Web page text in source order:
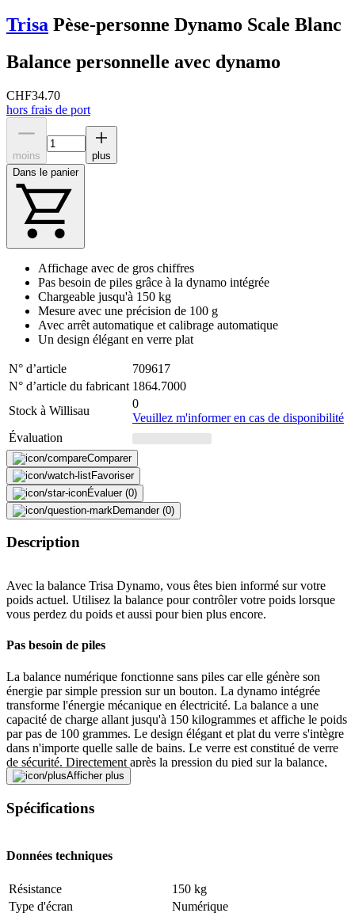
Trisa Pèse-personne Dynamo Scale Blanc
Balance personnelle avec dynamo
CHF34.70
hors frais de port
moins
plus
Dans le panier
Affichage avec de gros chiffres
Pas besoin de piles grâce à la dynamo intégrée
Chargeable jusqu'à 150 kg
Mesure avec une précision de 100 g
Avec arrêt automatique et calibrage automatique
Un design élégant en verre plat
N° d’article
709617
N° d’article du fabricant 1864.7000
Stock à Willisau
0
Veuillez m'informer en cas de disponibilité
Évaluation
Comparer
Favoriser
Évaluer (0)
Demander (0)
Description
Avec la balance Trisa Dynamo, vous êtes bien informé sur votre
poids actuel. Utilisez la balance pour contrôler votre poids lorsque
vous perdez du poids et aussi pour bien plus encore.
Pas besoin de piles
La balance numérique fonctionne sans piles car elle génère son
énergie par simple pression sur un bouton. La dynamo intégrée
transforme l'énergie mécanique en électricité. La balance a une
capacité de charge allant jusqu'à 150 kilogrammes et affiche le poids
par pas de 100 grammes. Le design élégant et plat du verre s'intègre
dans n'importe quelle salle de bains. Le verre est constitué de verre
de sécurité. Directement après la pression du pied sur la balance,
l'afficheur s'allume avec les grands chiffres et vous pouvez contrôler
calibrage automatique.
L'entreprise suisse Trisa, après ses origines dans la production de
brosses, s'est spécialisée dans la fabrication d'appareils électriques.
La gamme de produits est large et comprend une grande variété
d'articles, des brosses à dents de toutes sortes aux sèche-cheveux, en
Afficher plus
Spécifications
Données techniques
Résistance
150 kg
Type d'écran
Numérique